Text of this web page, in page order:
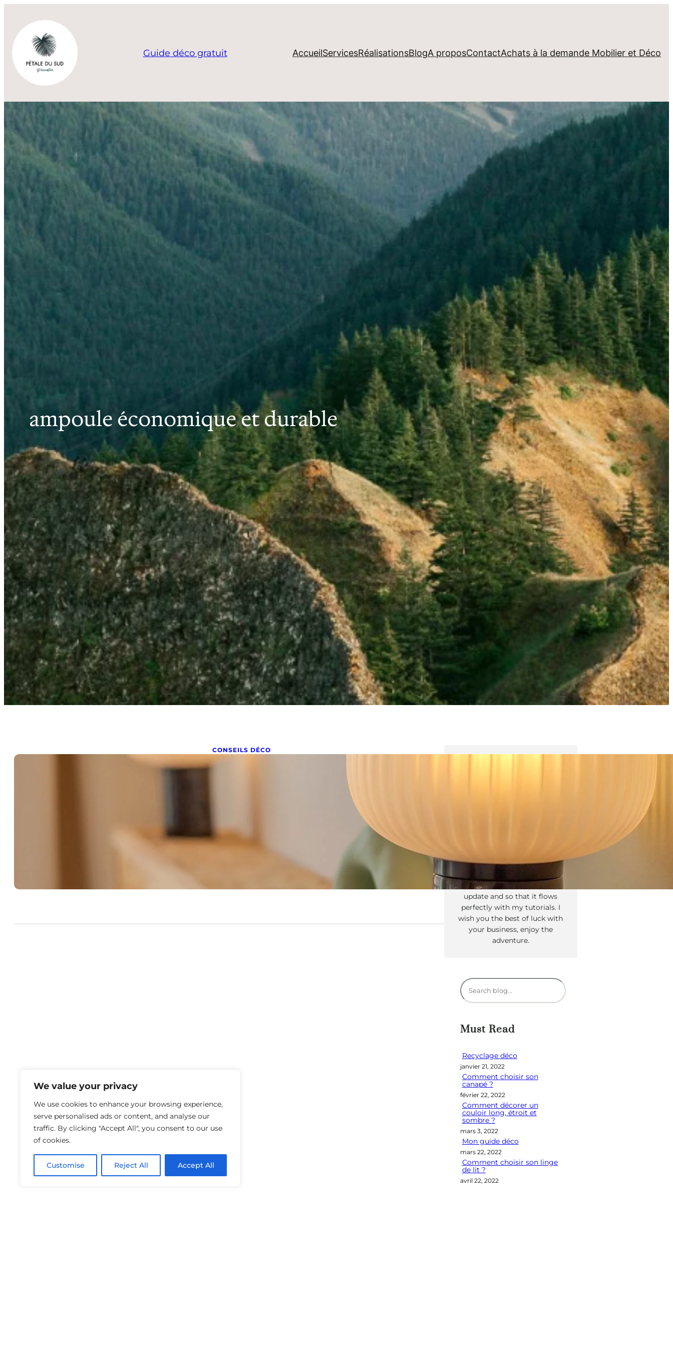
We value your privacy
We use cookies to enhance your browsing experience,
serve personalised ads or content, and analyse our
traffic. By clicking "Accept All", you consent to our use
of cookies.
Customise Reject All Accept All
contenu
Guide déco gratuit
AccueilServicesRéalisationsBlogA proposContactAchats à la demande Mobilier et Déco
ampoule économique et durable
CONSEILS DÉCO
Comment choisir les ampoules de
Comment bien choisir une ampoule pour transformer
l’ambiance de votre intérieur ? Choisir une ampoule peut
sembler anodin,…
and with the help of many
people I made this template. I
made it so it is super easy to
update and so that it flows
perfectly with my tutorials. I
wish you the best of luck with
your business, enjoy the
adventure.
R
e
h
r
c
h
e
r
Must Read
Recyclage déco
janvier 21, 2022
Comment choisir son
canapé ?
février 22, 2022
Comment décorer un
couloir long, étroit et
sombre ?
mars 3, 2022
Mon guide déco
mars 22, 2022
Comment choisir son linge
de lit ?
avril 22, 2022